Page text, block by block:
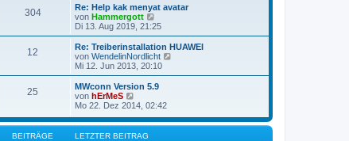
B
e
i
r
a
g
e
s
t
B
e
i
r
a
g
304
Re: Help kak menyat avatar
von Hammergott
e
u
e
s
t
r
B
e
i
t
Di 13. Aug 2019, 21:25
12
Re: Treiberinstallation HUAWEI
von WendelinNordlicht
u
r
Mi 12. Jun 2013, 20:10
25
MWconn Version 5.9
von hErMeS
e
e
s
Mo 22. Dez 2014, 02:42
BEITRÄGE LETZTER BEITRAG